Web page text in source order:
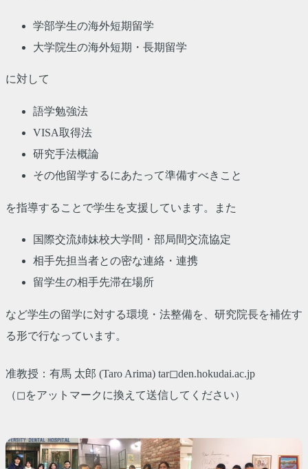
学部学生の海外短期留学
大学院生の海外短期・長期留学
に対して
語学勉強法
VISA取得法
研究手法概論
その他留学するにあたって準備すべきこと
を指導することで学生を支援しています。また
国際交流姉妹校大学間・部局間交流協定
相手先担当者との密な連絡・連携
留学生の相手先滞在場所
など学生の留学に対する環境・法整備を、研究院長を補佐す
る形で行なっています。
准教授：有馬 太郎 (Taro Arima) tar◻︎den.hokudai.ac.jp
（◻をアットマークに換えて送信してください）